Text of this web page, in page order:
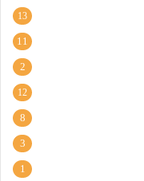
13
11
2
12
8
3
1